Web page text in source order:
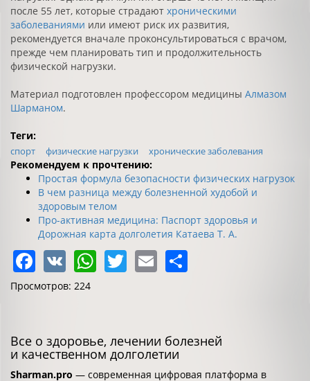
после 55 лет, которые страдают хроническими
заболеваниями или имеют риск их развития,
рекомендуется вначале проконсультироваться с врачом,
прежде чем планировать тип и продолжительность
физической нагрузки.
Материал подготовлен профессором медицины Алмазом
Шарманом.
Теги:
спорт физические нагрузки хронические заболевания
Рекомендуем к прочтению:
Простая формула безопасности физических нагрузок
В чем разница между болезненной худобой и
здоровым телом
Про-активная медицина: Паспорт здоровья и
Дорожная карта долголетия Катаева Т. А.
Facebook
VK WhatsApp
Twitter
Email
Просмотров: 224
Все о здоровье, лечении болезней
и качественном долголетии
Sharman.pro — современная цифровая платформа в